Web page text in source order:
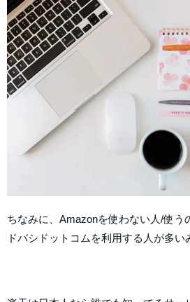
ちなみに、Amazonを使わない人/使う
ドバシドットコムを利用する人が多い